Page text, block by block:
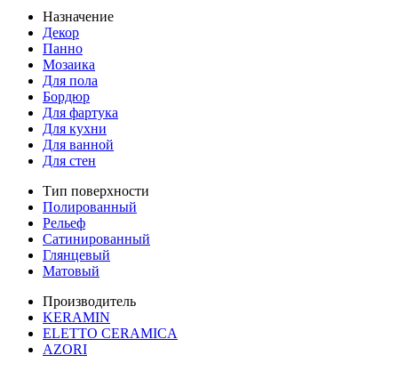
Назначение
Декор
Панно
Мозаика
Для пола
Бордюр
Для фартука
Для кухни
Для ванной
Для стен
Тип поверхности
Полированный
Рельеф
Сатинированный
Глянцевый
Матовый
Производитель
KERAMIN
ELETTO CERAMICA
AZORI